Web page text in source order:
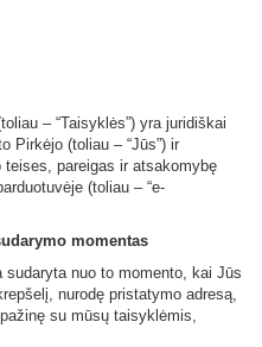
– “Taisyklės”) yra juridiškai
Pirkėjo (toliau – “Jūs”) ir
teises, pareigas ir atsakomybę
(toliau – “e-
momentas
nuo to momento, kai Jūs
nurodę pristatymo adresą,
su mūsų taisyklėmis,